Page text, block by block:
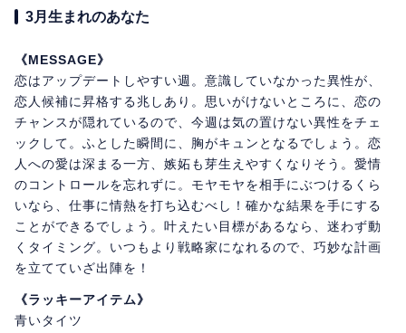
3月生まれのあなた
《MESSAGE》
恋はアップデートしやすい週。意識していなかった異性が、
恋人候補に昇格する兆しあり。思いがけないところに、恋の
チャンスが隠れているので、今週は気の置けない異性をチェ
ックして。ふとした瞬間に、胸がキュンとなるでしょう。恋
人への愛は深まる一方、嫉妬も芽生えやすくなりそう。愛情
のコントロールを忘れずに。モヤモヤを相手にぶつけるくら
いなら、仕事に情熱を打ち込むべし！確かな結果を手にする
ことができるでしょう。叶えたい目標があるなら、迷わず動
くタイミング。いつもより戦略家になれるので、巧妙な計画
を立てていざ出陣を！
《ラッキーアイテム》
青いタイツ